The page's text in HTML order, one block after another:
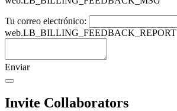
Tu correo electrónico:
web.LB_BILLING_FEEDBACK_REPORT
Enviar
Invite Collaborators